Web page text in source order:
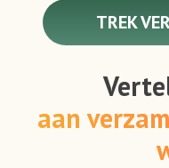
TREK
aan